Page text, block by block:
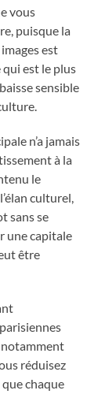
vous
puisque la
est
est le plus
sensible
n’a jamais
à la
le
culturel,
sans se
une capitale
être
notamment
réduisez
chaque